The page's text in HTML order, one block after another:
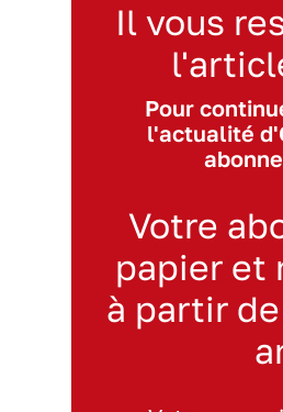
Il vous
Pour
l'actualité
Votre
papier et
à partir